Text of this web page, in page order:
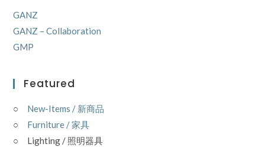
GANZ
GANZ – Collaboration
GMP
Featured
○ New-Items / 新商品
○ Furniture / 家具
○ Lighting / 照明器具